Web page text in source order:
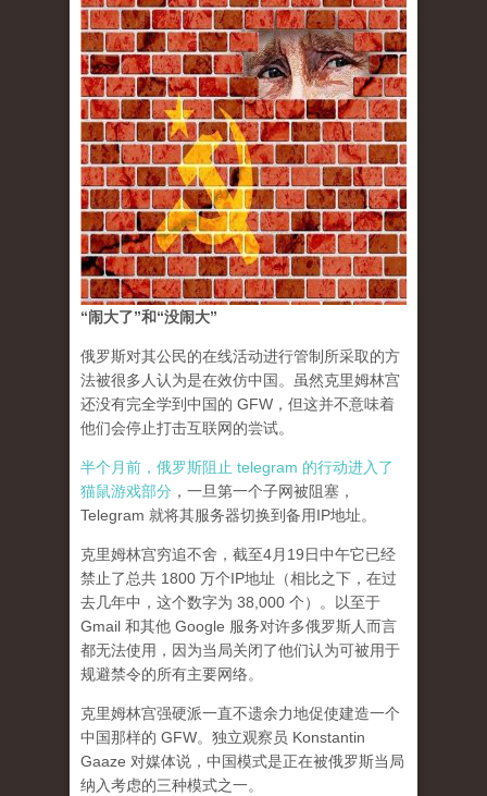
“闹大了”和“没闹大”
俄罗斯对其公民的在线活动进行管制所采取的方
法被很多人认为是在效仿中国。虽然克里姆林宫
还没有完全学到中国的 GFW，但这并不意味着
他们会停止打击互联网的尝试。
半个月前，俄罗斯阻止 telegram 的行动进入了
猫鼠游戏部分 ，一旦第一个子网被阻塞，
Telegram 就将其服务器切换到备用IP地址。
克里姆林宫穷追不舍，截至4月19日中午它已经
禁止了总共 1800 万个IP地址（相比之下，在过
去几年中，这个数字为 38,000 个）。以至于
Gmail 和其他 Google 服务对许多俄罗斯人而言
都无法使用，因为当局关闭了他们认为可被用于
规避禁令的所有主要网络。
克里姆林宫强硬派一直不遗余力地促使建造一个
中国那样的 GFW。独立观察员 Konstantin
Gaaze 对媒体说，中国模式是正在被俄罗斯当局
纳入考虑的三种模式之一。